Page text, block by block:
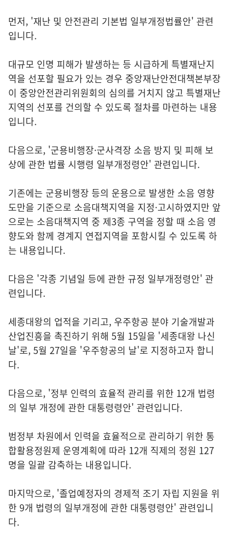
먼저, '재난 및 안전관리 기본법 일부개정법률안' 관련
입니다.
대규모 인명 피해가 발생하는 등 시급하게 특별재난지
역을 선포할 필요가 있는 경우 중앙재난안전대책본부장
이 중앙안전관리위원회의 심의를 거치지 않고 특별재난
지역의 선포를 건의할 수 있도록 절차를 마련하는 내용
입니다.
다음으로, '군용비행장·군사격장 소음 방지 및 피해 보
상에 관한 법률 시행령 일부개정령안' 관련입니다.
기존에는 군용비행장 등의 운용으로 발생한 소음 영향
도만을 기준으로 소음대책지역을 지정·고시하였지만 앞
으로는 소음대책지역 중 제3종 구역을 정할 때 소음 영
향도와 함께 경계지 연접지역을 포함시킬 수 있도록 하
는 내용입니다.
다음은 '각종 기념일 등에 관한 규정 일부개정령안' 관
련입니다.
세종대왕의 업적을 기리고, 우주항공 분야 기술개발과
산업진흥을 촉진하기 위해 5월 15일을 '세종대왕 나신
날'로, 5월 27일을 '우주항공의 날'로 지정하고자 합니
다.
다음으로, '정부 인력의 효율적 관리를 위한 12개 법령
의 일부 개정에 관한 대통령령안' 관련입니다.
범정부 차원에서 인력을 효율적으로 관리하기 위한 통
합활용정원제 운영계획에 따라 12개 직제의 정원 127
명을 일괄 감축하는 내용입니다.
마지막으로, '졸업예정자의 경제적 조기 자립 지원을 위
한 9개 법령의 일부개정에 관한 대통령령안' 관련입니
다.